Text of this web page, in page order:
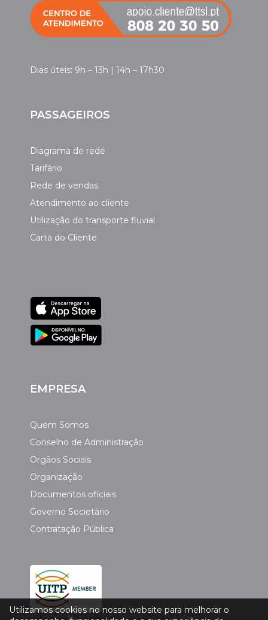
Dias úteis: 9h – 13h | 14h – 17h30
PASSAGEIROS
Diagrama de rede
Tarifário
Rede de vendas
Atendimento ao cliente
Utilização do transporte fluvial
Carta do Cliente
EMPRESA
Quem Somos
Conselho de Administração
Orgãos Sociais
Organização
Documentos oficiais
Governo Societário
Contratação Pública
Utilizamos cookies no nosso website para melhorar o